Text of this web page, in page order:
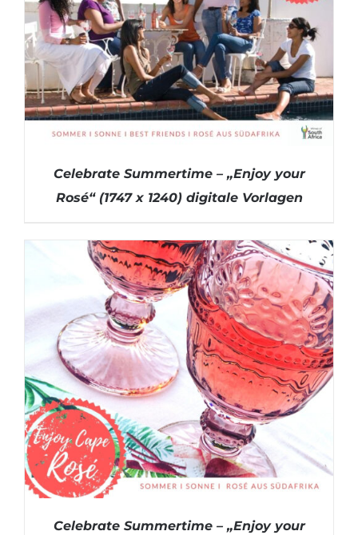
DETAILS
Celebrate Summertime – „Enjoy your
Rosé“ (1747 x 1240) digitale Vorlagen
Celebrate Summertime – „Enjoy your